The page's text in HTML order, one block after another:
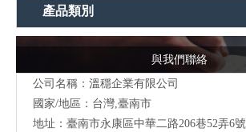
產品類別
與我們聯絡
公司名稱：溫穩企業有限公司
國家/地區：台灣,臺南市
地址：臺南市永康區中華二路206巷52弄6號